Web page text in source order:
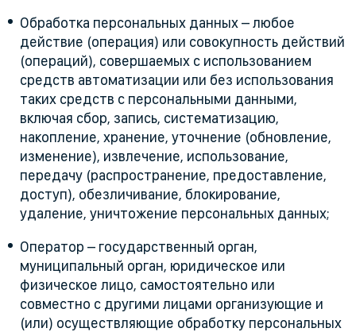
Обработка персональных данных – любое
действие (операция) или совокупность действий
(операций), совершаемых с использованием
средств автоматизации или без использования
таких средств с персональными данными,
включая сбор, запись, систематизацию,
накопление, хранение, уточнение (обновление,
изменение), извлечение, использование,
передачу (распространение, предоставление,
доступ), обезличивание, блокирование,
удаление, уничтожение персональных данных;
Оператор – государственный орган,
муниципальный орган, юридическое или
физическое лицо, самостоятельно или
совместно с другими лицами организующие и
(или) осуществляющие обработку персональных